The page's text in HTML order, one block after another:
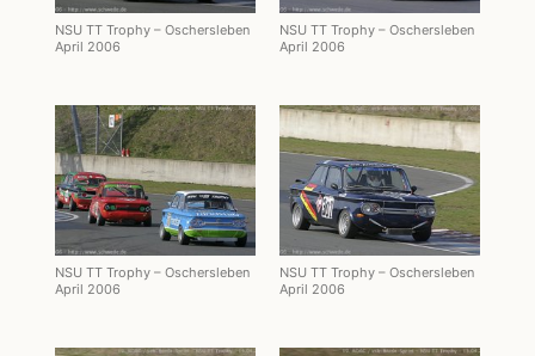
NSU TT Trophy – Oschersleben
April 2006
NSU TT Trophy – Oschersleben
April 2006
NSU TT Trophy – Oschersleben
April 2006
NSU TT Trophy – Oschersleben
April 2006